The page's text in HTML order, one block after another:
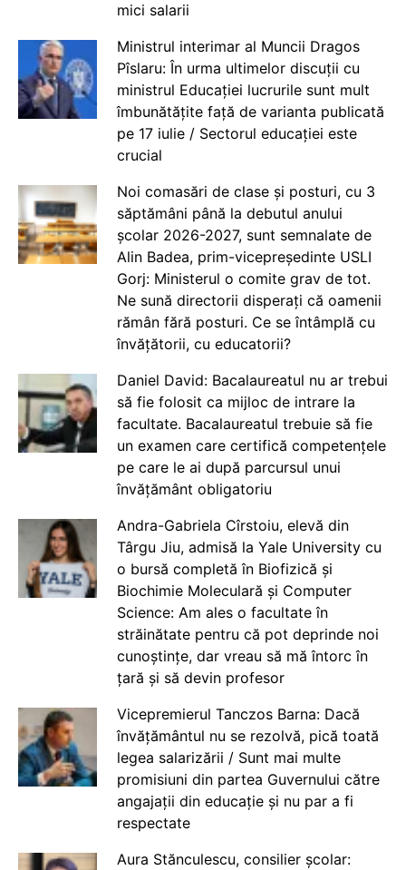
mici salarii
Ministrul interimar al Muncii Dragos
Pîslaru: În urma ultimelor discuții cu
ministrul Educației lucrurile sunt mult
îmbunătățite față de varianta publicată
pe 17 iulie / Sectorul educației este
crucial
Noi comasări de clase și posturi, cu 3
săptămâni până la debutul anului
școlar 2026-2027, sunt semnalate de
Alin Badea, prim-vicepreședinte USLI
Gorj: Ministerul o comite grav de tot.
Ne sună directorii disperați că oamenii
rămân fără posturi. Ce se întâmplă cu
învățătorii, cu educatorii?
Daniel David: Bacalaureatul nu ar trebui
să fie folosit ca mijloc de intrare la
facultate. Bacalaureatul trebuie să fie
un examen care certifică competențele
pe care le ai după parcursul unui
învățământ obligatoriu
Andra-Gabriela Cîrstoiu, elevă din
Târgu Jiu, admisă la Yale University cu
o bursă completă în Biofizică și
Biochimie Moleculară și Computer
Science: Am ales o facultate în
străinătate pentru că pot deprinde noi
cunoștințe, dar vreau să mă întorc în
țară și să devin profesor
Vicepremierul Tanczos Barna: Dacă
învățământul nu se rezolvă, pică toată
legea salarizării / Sunt mai multe
promisiuni din partea Guvernului către
angajații din educație și nu par a fi
respectate
Aura Stănculescu, consilier școlar: